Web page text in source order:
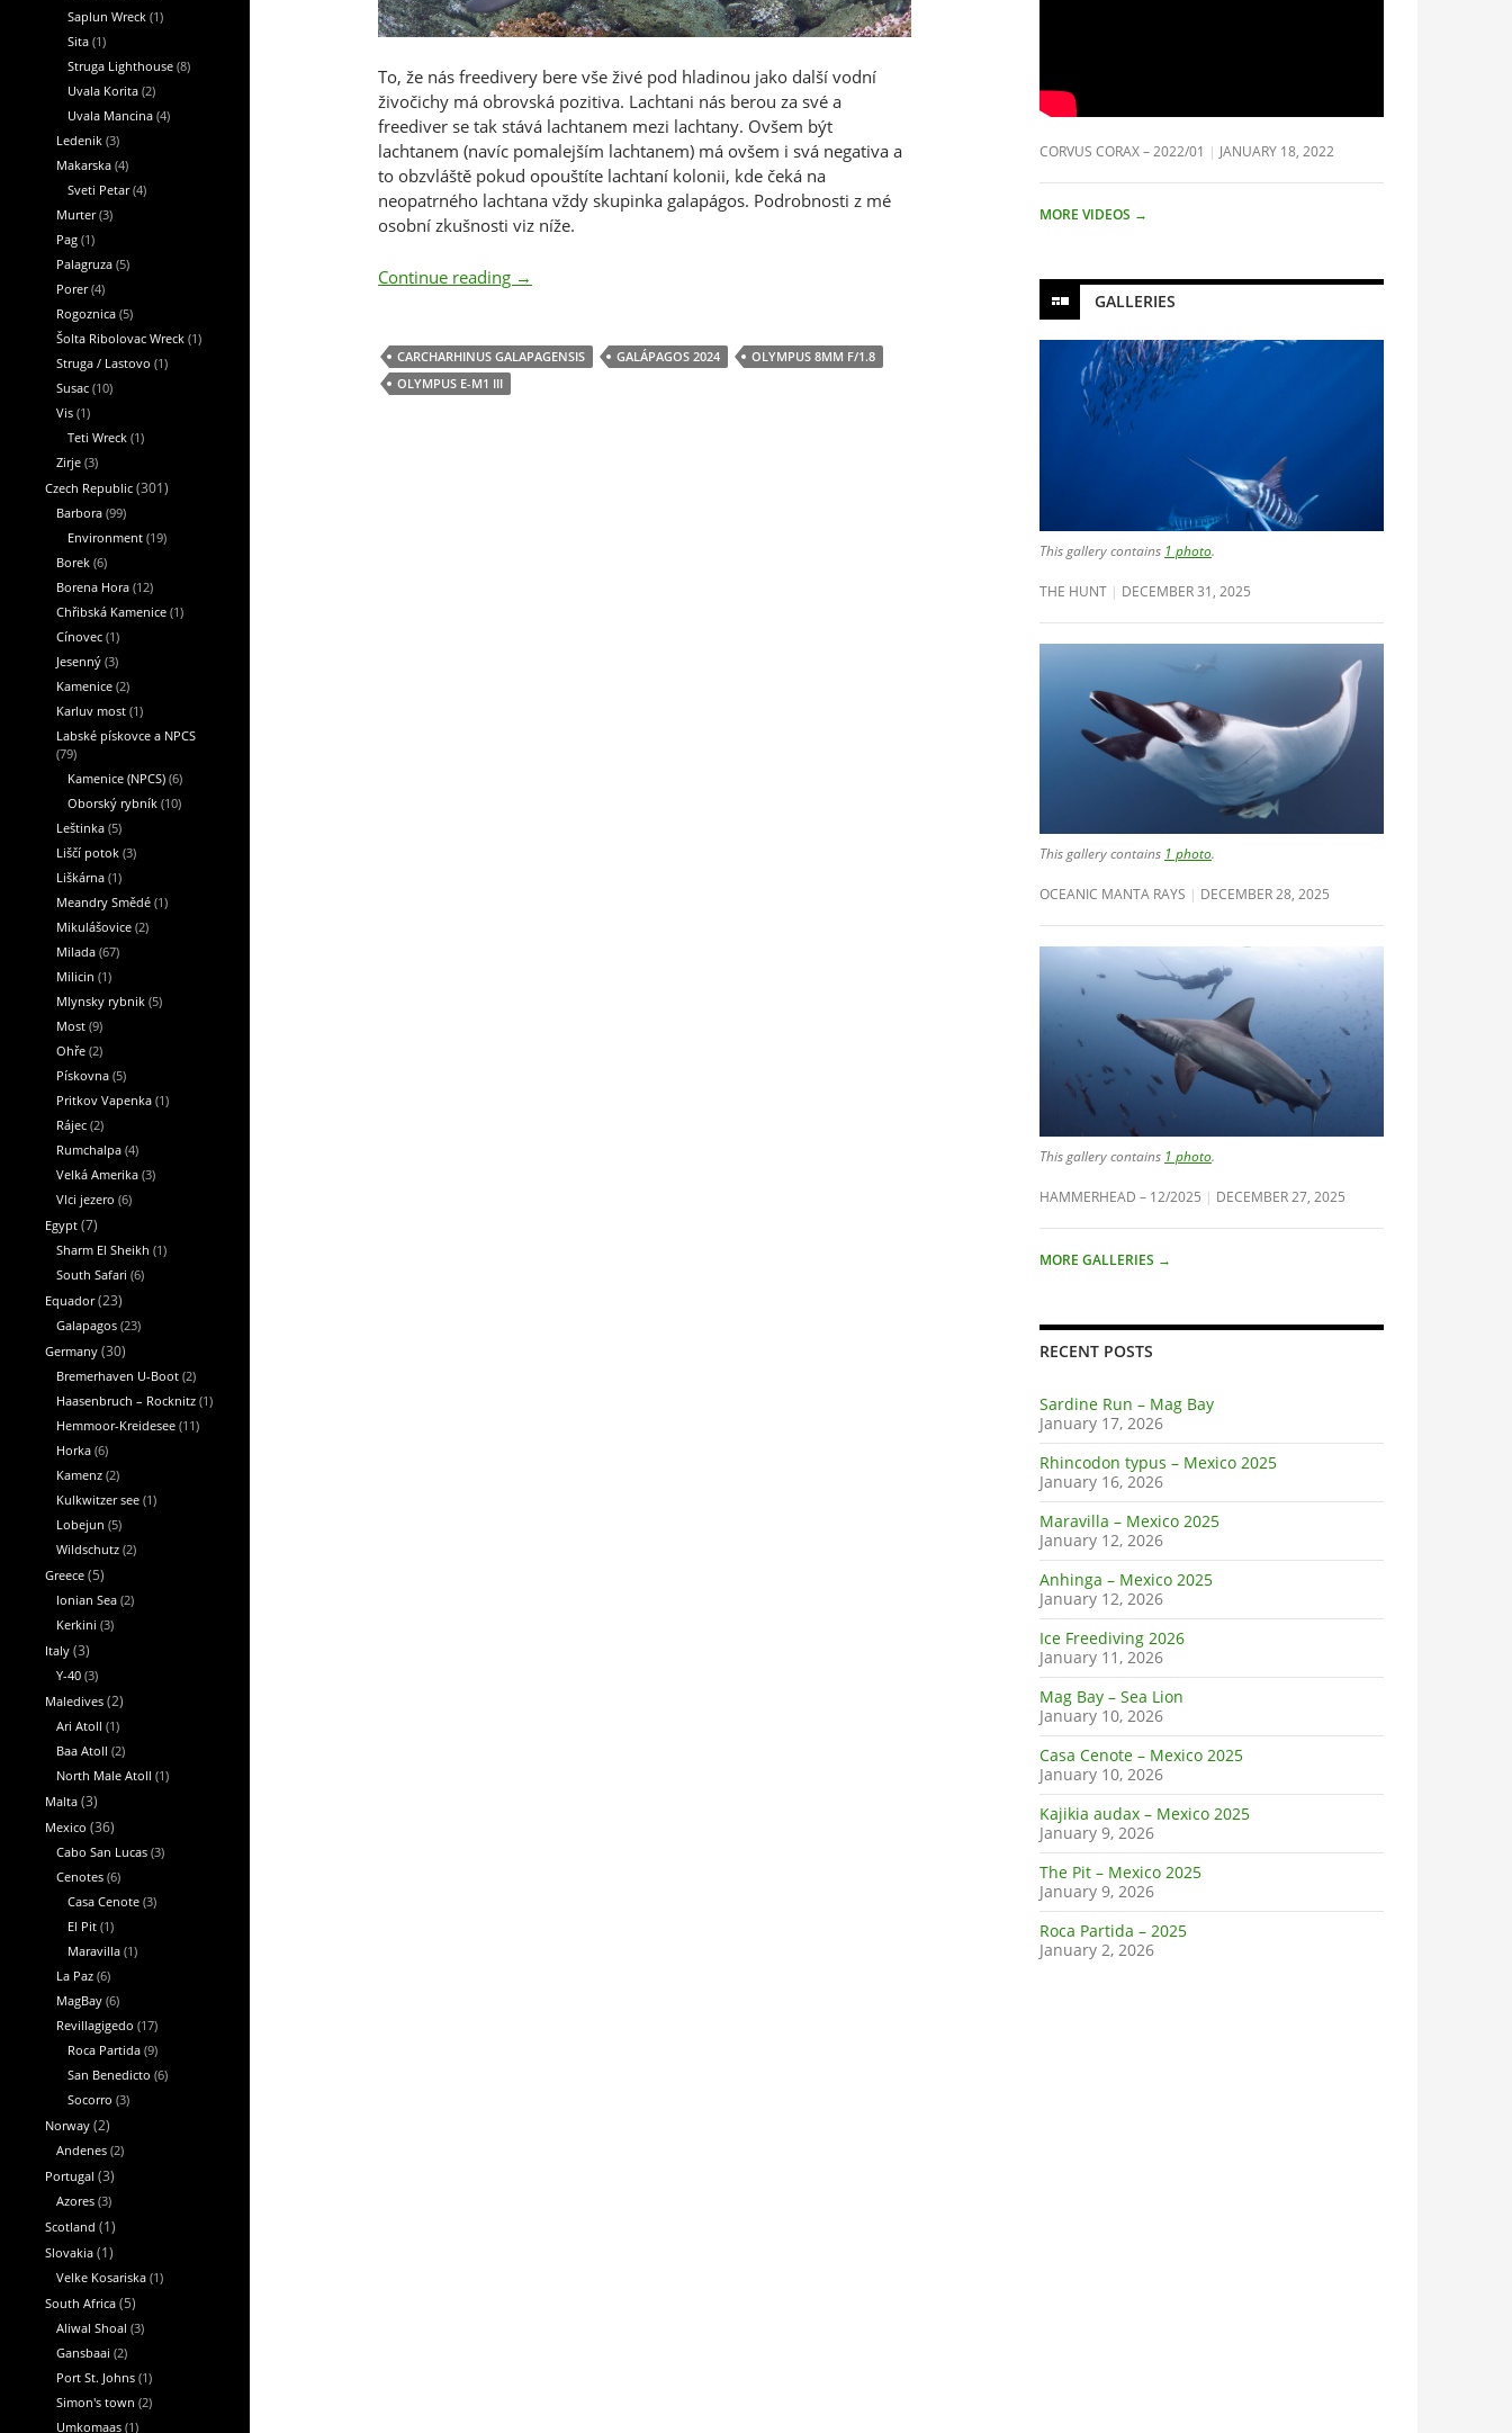
To, že nás freedivery bere vše živé pod hladinou jako další vodní
živočichy má obrovská pozitiva. Lachtani nás berou za své a
freediver se tak stává lachtanem mezi lachtany. Ovšem být
lachtanem (navíc pomalejším lachtanem) má ovšem i svá negativa a
to obzvláště pokud opouštíte lachtaní kolonii, kde čeká na
neopatrného lachtana vždy skupinka galapágos. Podrobnosti z mé
osobní zkušnosti viz níže.
Continue reading Galapagos shark
→
CARCHARHINUS GALAPAGENSIS GALÁPAGOS 2024
OLYMPUS 8MM F/1.8
OLYMPUS E-M1 III
CORVUS CORAX – 2022/01 JANUARY 18, 2022
MORE VIDEOS →
GALLERIES
This gallery contains 1 photo.
THE HUNT DECEMBER 31, 2025
This gallery contains 1 photo.
OCEANIC MANTA RAYS DECEMBER 28, 2025
This gallery contains 1 photo.
HAMMERHEAD – 12/2025 DECEMBER 27, 2025
MORE GALLERIES →
RECENT POSTS
Sardine Run – Mag Bay
January 17, 2026
Rhincodon typus – Mexico 2025
January 16, 2026
Maravilla – Mexico 2025
January 12, 2026
Anhinga – Mexico 2025
January 12, 2026
Ice Freediving 2026
January 11, 2026
Mag Bay – Sea Lion
January 10, 2026
Casa Cenote – Mexico 2025
January 10, 2026
Kajikia audax – Mexico 2025
January 9, 2026
The Pit – Mexico 2025
January 9, 2026
Roca Partida – 2025
January 2, 2026
Saplun Wreck (1)
Sita (1)
Struga Lighthouse (8)
Uvala Korita (2)
Uvala Mancina (4)
Ledenik (3)
Makarska (4)
Sveti Petar(4)
Murter(3)
Pag (1)
Palagruza (5)
Porer(4)
Rogoznica (5)
Šolta Ribolovac Wreck (1)
Struga / Lastovo (1)
Susac (10)
Vis (1)
Teti Wreck (1)
Zirje (3)
Czech Republic (301)
Barbora (99)
Environment (19)
Borek (6)
Borena Hora (12)
Chřibská Kamenice (1)
Cínovec (1)
Jesenný (3)
Kamenice (2)
Karluv most (1)
Labské pískovce a NPCS
(79)
Kamenice (NPCS) (6)
Oborský rybník (10)
Leštinka (5)
Liščí potok (3)
Liškárna (1)
Meandry Smědé (1)
Mikulášovice (2)
Milada (67)
Milicin (1)
Mlynsky rybnik (5)
Most (9)
Ohře (2)
Pískovna (5)
Pritkov Vapenka (1)
Rájec (2)
Rumchalpa (4)
Velká Amerika (3)
Vlci jezero (6)
Egypt (7)
Sharm El Sheikh (1)
South Safari (6)
Equador(23)
Galapagos (23)
Germany (30)
Bremerhaven U-Boot (2)
Haasenbruch – Rocknitz (1)
Hemmoor-Kreidesee (11)
Horka (6)
Kamenz (2)
Kulkwitzer see (1)
Lobejun (5)
Wildschutz (2)
Greece (5)
Ionian Sea (2)
Kerkini (3)
Italy (3)
Y-40 (3)
Maledives (2)
Ari Atoll (1)
Baa Atoll (2)
North Male Atoll (1)
Malta (3)
Mexico (36)
Cabo San Lucas (3)
Cenotes (6)
Casa Cenote (3)
El Pit (1)
Maravilla (1)
La Paz (6)
MagBay (6)
Revillagigedo (17)
Roca Partida (9)
San Benedicto (6)
Socorro (3)
Norway (2)
Andenes (2)
Portugal (3)
Azores (3)
Scotland (1)
Slovakia (1)
Velke Kosariska (1)
South Africa (5)
Aliwal Shoal (3)
Gansbaai (2)
Port St. Johns (1)
Simon's town (2)
Umkomaas (1)